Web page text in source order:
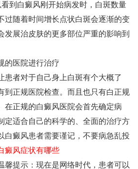
白癜风刚开始病发时，白斑数量
过随着时间增长点状白斑会逐渐的变
发展治皮肤的更多部位严重的影响到
医院进行治疗
者对于自己身上白斑有个大概了
到正规医院检查。而且也只有白正规
在正规的白癜风医院会首先确定病
定适合自己的科学的、全面的治疗方
白癜风患者需要谨记，不要病急乱投
癜风症状有哪些
馨提示：现在是网络时代，患者可以